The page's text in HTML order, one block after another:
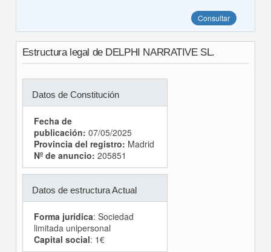
Consultar
Estructura legal de DELPHI NARRATIVE SL.
Datos de Constitución
Fecha de
publicación: 07/05/2025
Provincia del registro: Madrid
Nº de anuncio: 205851
Datos de estructura Actual
Forma jurídica: Sociedad
limitada unipersonal
Capital social: 1€